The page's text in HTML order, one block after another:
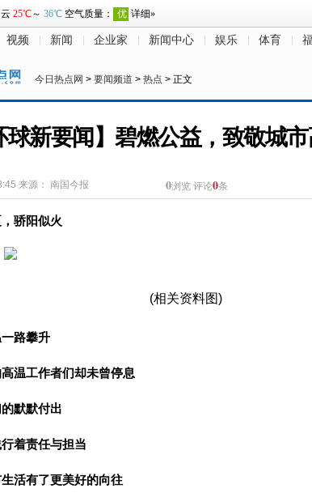
视频 新闻 企业家 新闻中心 娱乐 体育
今日热点网 > 要闻频道 > 热点 > 正文
球新要闻】碧燃公益，致敬城
来源： 南国今报 0浏览 评论0条
骄阳似火
(相关资料图)
路攀升
温工作者们却未曾停息
默默付出
着责任与担当
活有了更美好的向往